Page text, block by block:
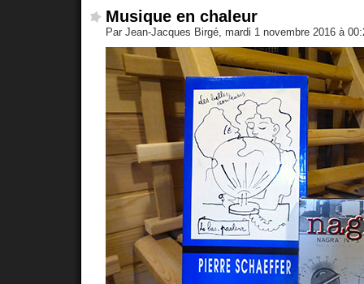
Musique en chaleur
Par Jean-Jacques Birgé, mardi 1 novembre 2016 à